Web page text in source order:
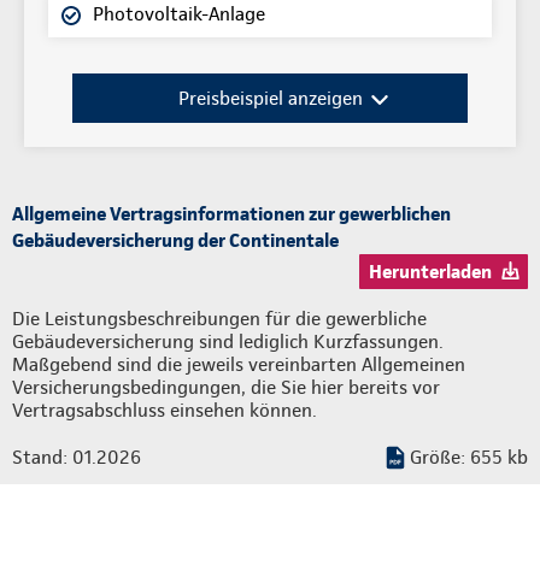
Photovoltaik-Anlage
Preisbeispiel anzeigen
Allgemeine Vertragsinformationen zur gewerblichen
Gebäudeversicherung der Continentale
Herunterladen
Die Leistungsbeschreibungen für die gewerbliche
Gebäudeversicherung sind lediglich Kurzfassungen.
Maßgebend sind die jeweils vereinbarten Allgemeinen
Versicherungsbedingungen, die Sie hier bereits vor
Vertragsabschluss einsehen können.
Stand: 01.2026 Größe: 655 kb